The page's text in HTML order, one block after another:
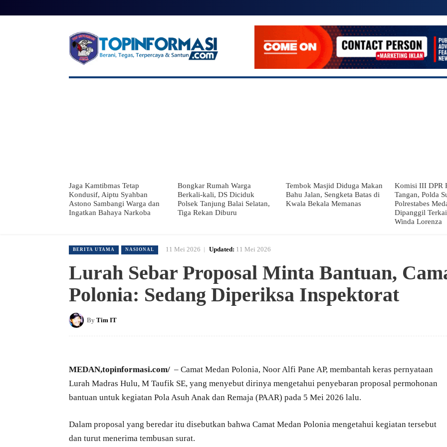
Jaga Kamtibmas Tetap
Kondusif, Aiptu Syahban
Astono Sambangi Warga dan
Ingatkan Bahaya Narkoba
Bongkar Rumah Warga
Berkali-kali, DS Diciduk
Polsek Tanjung Balai Selatan,
Tiga Rekan Diburu
Tembok Masjid Diduga Makan
Bahu Jalan, Sengketa Batas di
Kwala Bekala Memanas
Komisi III DPR
Tangan, Polda
Polrestabes
Dipanggil
Winda Lorenza
BERITA UTAMA NASIONAL 11 Mei 2026 Updated: 11 Mei 2026
Lurah Sebar Proposal Minta Bantuan,
Polonia: Sedang Diperiksa Inspektorat
By Tim IT
MEDAN,topinformasi.com/ – Camat Medan Polonia, Noor Alfi Pane AP, membantah keras pernyataan
Lurah Madras Hulu, M Taufik SE, yang menyebut dirinya mengetahui penyebaran proposal permohonan
bantuan untuk kegiatan Pola Asuh Anak dan Remaja (PAAR) pada 5 Mei 2026 lalu.
Dalam proposal yang beredar itu disebutkan bahwa Camat Medan Polonia mengetahui kegiatan tersebut
dan turut menerima tembusan surat.